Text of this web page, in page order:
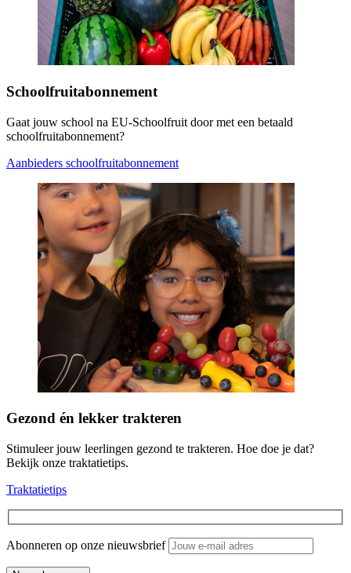
Schoolfruitabonnement
Gaat jouw school na EU-Schoolfruit door met een betaald
schoolfruitabonnement?
Aanbieders schoolfruitabonnement
Gezond én lekker trakteren
Stimuleer jouw leerlingen gezond te trakteren. Hoe doe je dat?
Bekijk onze traktatietips.
Traktatietips
Abonneren op onze nieuwsbrief